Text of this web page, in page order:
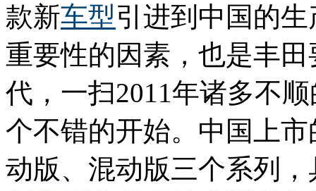
款新车型引进到中国的
重要性的因素，也是丰
代，一扫2011年诸多不
个不错的开始。中国上
动版、混动版三个系列